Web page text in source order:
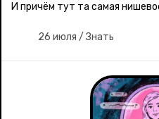
И причём тут та самая
26 июля / Знать